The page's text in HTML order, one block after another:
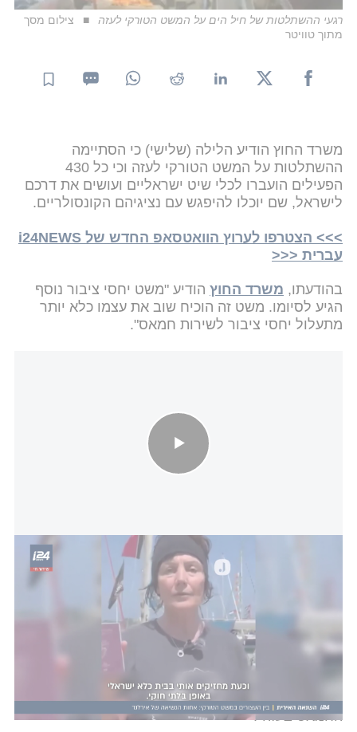
רגעי ההשתלטות של חיל הים על המשט הטורקי לעזה
צילום מסך
מתוך טוויטר
משרד החוץ הודיע הלילה (שלישי) כי הסתיימה
ההשתלטות על המשט הטורקי לעזה וכי כל 430
הפעילים הועברו לכלי שיט ישראליים ועושים את דרכם
לישראל, שם יוכלו להיפגש עם נציגיהם הקונסולריים.
>>> הצטרפו לערוץ הוואטסאפ החדש של i24NEWS
עברית <<<
בהודעתו, משרד החוץ הודיע "משט יחסי ציבור נוסף
הגיע לסיומו. משט זה הוכיח שוב את עצמו כלא יותר
מתעלול יחסי ציבור לשירות חמאס".
השנאה האירית: בין העצורים במשט - אחותה של נשיאת אירלנד
ההשתלטות של כוחות צה"להחלה בבוקר יום שני,
כשעל הסיפון היו נוכחים תומכי חמאס שתכננו לפרוץ
את המחסום הימי ברצועה. ראש הממשלה בנימין נתניהו
שוחח עם מפקד שייטת 3 בזמן ההשתלטות על המשט
ומסר: "תעבירו בבקשה את ברכותיי לכל חיילי הכוח. אני
חושב שאתם עושים עבודה יוצאת מן הכלל, גם במשט
הראשון וגם בחלק הזה, ובעצם מבטלים תוכנית זדונית
שנועדה לפרוץ את הבידוד שאנחנו עושים למחבלי
החמאס בעזה".